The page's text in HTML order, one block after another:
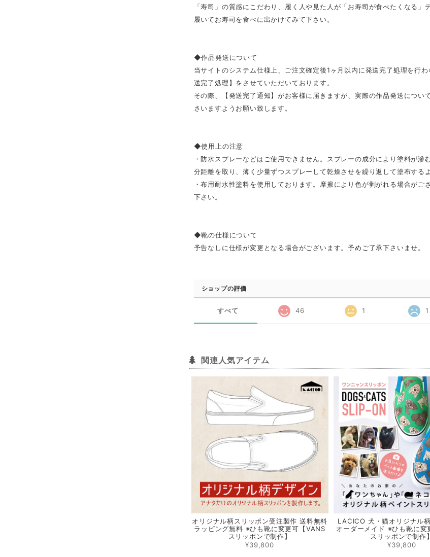
「寿司」の質感にこだわり、履く人や見た人が「お寿司が食べたくなる
履いてお寿司を食べに出かけてみて下さい。
◆作品発送について
当サイトのシステム仕様上、ご注文確定後1ヶ月以内に発送完了処理を行
送完了処理】をさせていただいております。
その際、【発送完了通知】がお客様に届きますが、実際の作品発送につ
さいますようお願い致します。
◆使用上の注意
・防水スプレーなどはご使用できません。スプレーの成分により塗料が
分距離を取り、薄く少量ずつスプレーして乾燥させを繰り返して塗布する
・布用耐水性塗料を使用しております。摩擦により色が剥がれる場合が
下さい。
◆靴の仕様について
予告なしに仕様が変更となる場合がございます。予めご了承下さいませ。
ショップの評価
すべて 46 1 1
関連人気アイテム
オリジナル柄スリッポン受注製作 送料無料
ラッピング無料 ※ひも靴に変更可【VANS
スリッポンで制作】
¥39,800
LACICO 犬・猫オリジナル
オーダーメイド ※ひも靴に変
スリッポンで制作】
¥39,800